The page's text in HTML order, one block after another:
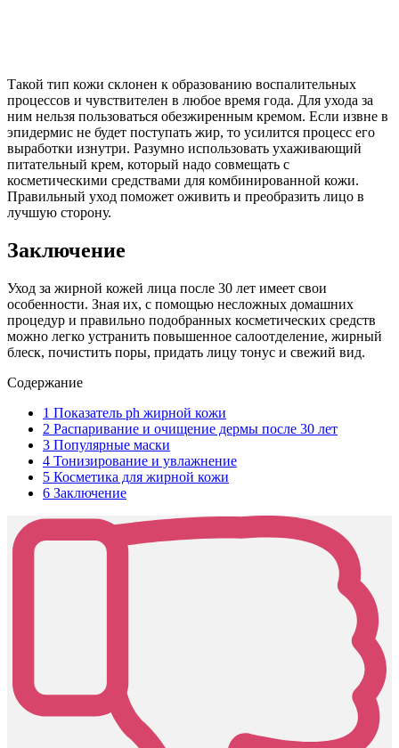
Такой тип кожи склонен к образованию воспалительных
процессов и чувствителен в любое время года. Для ухода за
ним нельзя пользоваться обезжиренным кремом. Если извне в
эпидермис не будет поступать жир, то усилится процесс его
выработки изнутри. Разумно использовать ухаживающий
питательный крем, который надо совмещать с
косметическими средствами для комбинированной кожи.
Правильный уход поможет оживить и преобразить лицо в
лучшую сторону.
Заключение
Уход за жирной кожей лица после 30 лет имеет свои
особенности. Зная их, с помощью несложных домашних
процедур и правильно подобранных косметических средств
можно легко устранить повышенное салоотделение, жирный
блеск, почистить поры, придать лицу тонус и свежий вид.
Содержание
1 Показатель ph жирной кожи
2 Распаривание и очищение дермы после 30 лет
3 Популярные маски
4 Тонизирование и увлажнение
5 Косметика для жирной кожи
6 Заключение